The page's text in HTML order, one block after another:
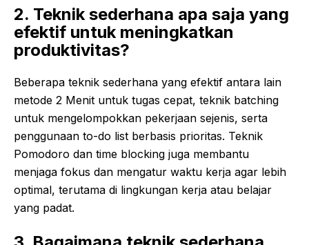
2. Teknik sederhana apa saja yang
efektif untuk meningkatkan
produktivitas?
Beberapa teknik sederhana yang efektif antara lain
metode 2 Menit untuk tugas cepat, teknik batching
untuk mengelompokkan pekerjaan sejenis, serta
penggunaan to-do list berbasis prioritas. Teknik
Pomodoro dan time blocking juga membantu
menjaga fokus dan mengatur waktu kerja agar lebih
optimal, terutama di lingkungan kerja atau belajar
yang padat.